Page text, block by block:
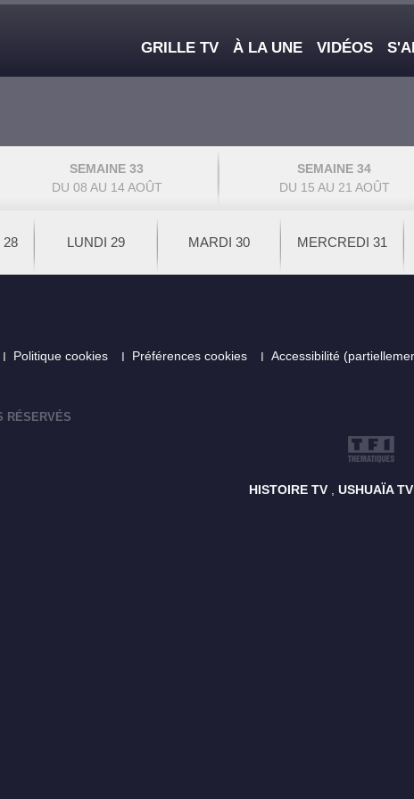
GRILLE TV À LA UNE VIDÉOS
SEMAINE 33
DU 08 AU 14 AOÛT
SEMAINE 34
DU 15 AU 21 AOÛT
28 LUNDI 29 MARDI 30 MERCREDI 31
Politique cookies Préférences cookies Accessibilité
RÉSERVÉS
HISTOIRE TV USHUAÏA TV